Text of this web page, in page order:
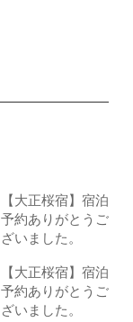
【大正桜宿】宿泊
予約ありがとうご
ざいました。
【大正桜宿】宿泊
予約ありがとうご
ざいました。